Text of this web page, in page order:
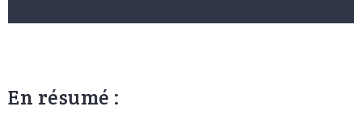
En résumé :